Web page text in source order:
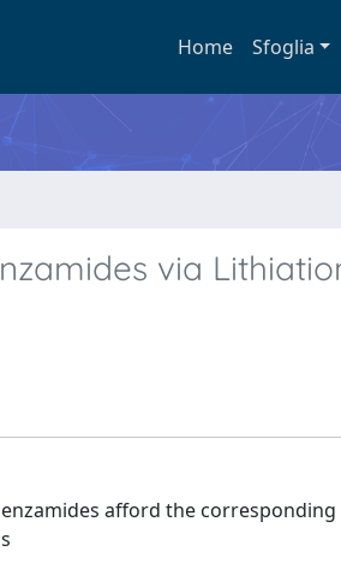
Home Sfoglia
via
afford the corresponding